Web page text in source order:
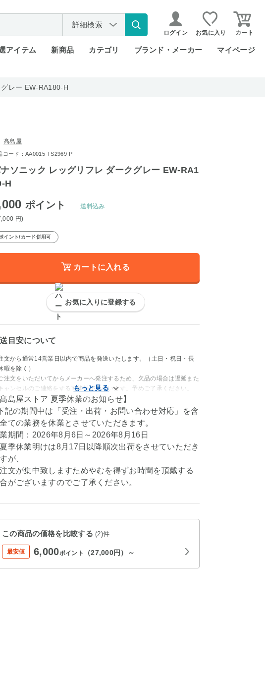
詳細検索
ログイン お気に入り カート
アイテム 新商品 カテゴリ ブランド・メーカー マイページ
レー EW-RA180-H
髙島屋
コード：AA0015-TS2969-P
ソニック レッグリフレ ダークグレー EW-RA1
H
ポイント
円)
送料込み
イント/カード併用可
カートに入れる
お気に入りに登録する
目安について
文から通常14営業日以内で商品を発送いたします。（土日・祝日・長
暇を除く）
注文をいただいてからメーカーへ発注するため、欠品の場合は遅延また
ャンセルのご連絡をする可能性がございます。予めご了承ください。
髙島屋ストア 夏季休業のお知らせ】
記の期間中は「受注・出荷・お問い合わせ対応」を含
ての業務を休業とさせていただきます。
期間：2026年8月6日～2026年8月16日
季休業明けは8月17日以降順次出荷をさせていただき
が、
文が集中致しますためやむを得ずお時間を頂戴する
がございますのでご了承ください。
この商品の価格を比較する(2)件
最安値 6,000ポイント （27,000円）～